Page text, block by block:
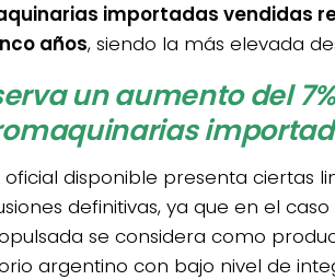
importadas vendidas
años, siendo la más elevada
un aumento del
disponible presenta ciertas
definitivas, ya que en el caso
se considera como
argentino con bajo nivel de